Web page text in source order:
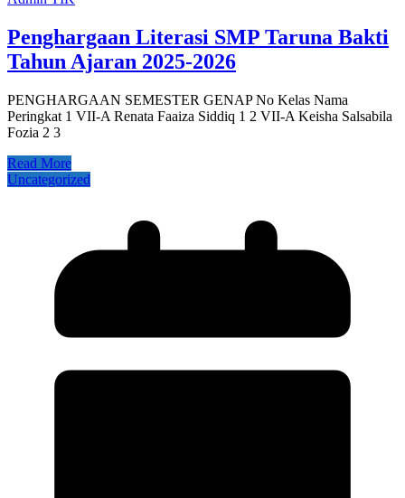
Penghargaan Literasi SMP Taruna Bakti
Tahun Ajaran 2025-2026
PENGHARGAAN SEMESTER GENAP No Kelas Nama
Peringkat 1 VII-A Renata Faaiza Siddiq 1 2 VII-A Keisha Salsabila
Fozia 2 3
Read More
Uncategorized